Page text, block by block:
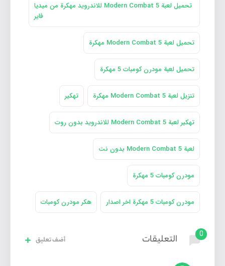
تحميل لعبة Modern Combat 5 للاندرويد مهكرة من ميديا
فاير
تحميل لعبة Modern Combat 5 مهكرة
تحميل لعبة مودرن كومبات 5 مهكرة
تنزيل لعبة Modern Combat 5 مهكرة تهكير
تهكير لعبة Modern Combat 5 للاندرويد بدون روت
لعبة Modern Combat 5 بدون نت
مودرن كومبات 5 مهكرة
مودرن كومبات 5 مهكرة اخر اصدار هكر مودرن كومبات
0 التعليقات أضف تعليق